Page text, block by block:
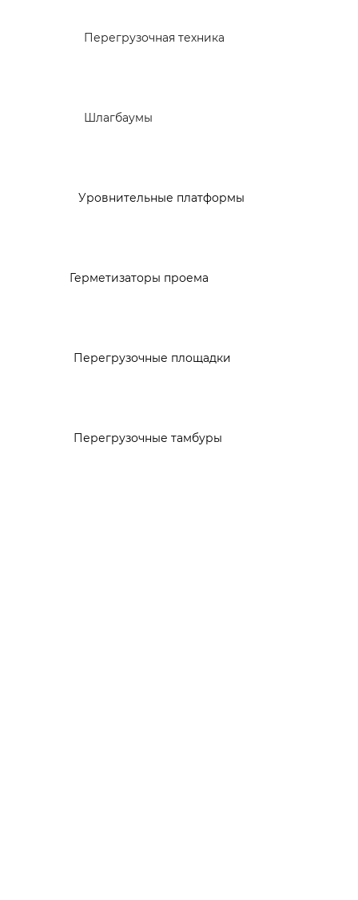
Перегрузочная техника
Шлагбаумы
Уровнительные платформы
Герметизаторы проема
Перегрузочные площадки
Перегрузочные тамбуры